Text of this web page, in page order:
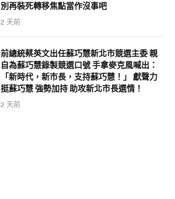
別再裝死轉移焦點當作沒事吧
2 天前
前總統蔡英文出任蘇巧慧新北市競選主委 親
自為蘇巧慧錄製競選口號 手拿麥克風喊出：
「新時代，新市長，支持蘇巧慧！」 獻聲力
挺蘇巧慧 強勢加持 助攻新北市長選情！
2 天前